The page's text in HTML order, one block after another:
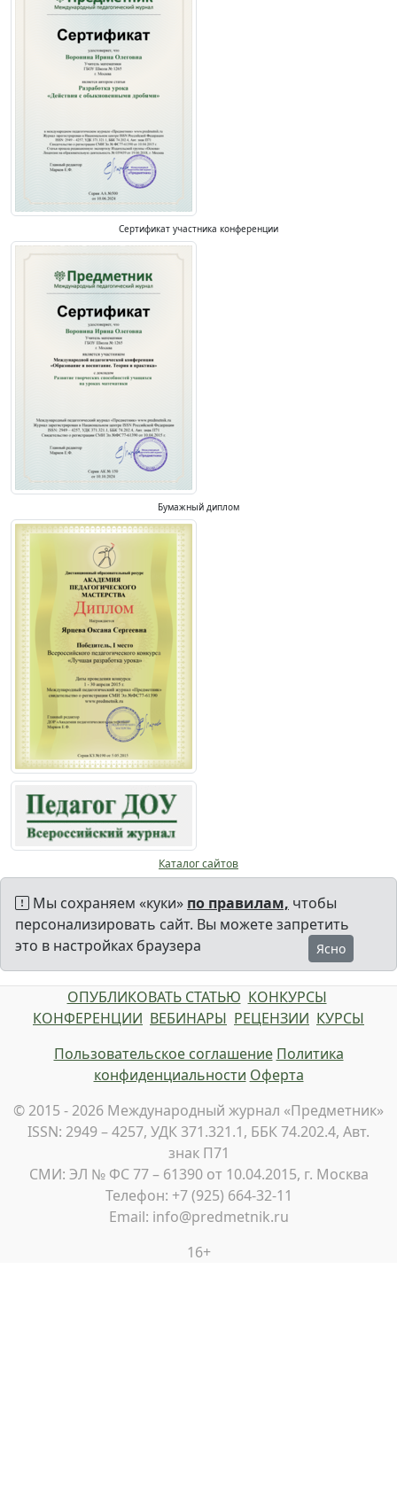
Сертификат участника конференции
Бумажный диплом
Каталог сайтов
Мы сохраняем «куки» по правилам, чтобы
персонализировать сайт. Вы можете запретить
это в настройках браузера
Ясно
ОПУБЛИКОВАТЬ СТАТЬЮ КОНКУРСЫ
КОНФЕРЕНЦИИ ВЕБИНАРЫ РЕЦЕНЗИИ КУРСЫ
Пользовательское соглашение Политика
конфиденциальности Оферта
© 2015 - 2026 Международный журнал «Предметник»
ISSN: 2949 – 4257, УДК 371.321.1, ББК 74.202.4, Авт.
знак П71
СМИ: ЭЛ № ФС 77 – 61390 от 10.04.2015, г. Москва
Телефон: +7 (925) 664-32-11
Email: info@predmetnik.ru
16+